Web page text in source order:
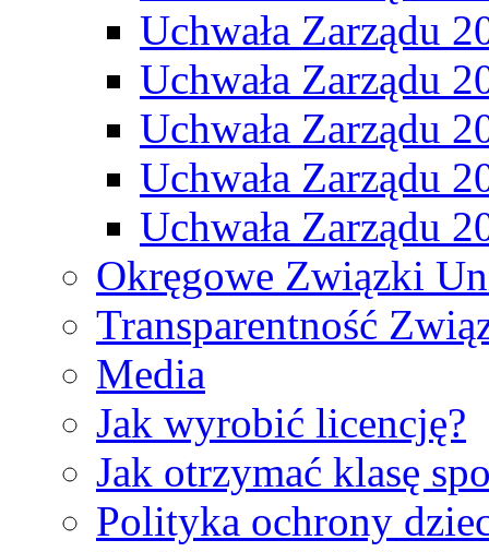
Uchwała Zarządu
Uchwała Zarządu
Uchwała Zarządu
Uchwała Zarządu
Uchwała Zarządu
Okręgowe Związki
Transparentność
Media
Jak wyrobić licencję?
Jak otrzymać klasę
Polityka ochrony